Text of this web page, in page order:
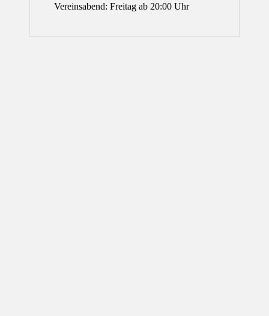
Vereinsabend: Freitag ab 20:00 Uhr